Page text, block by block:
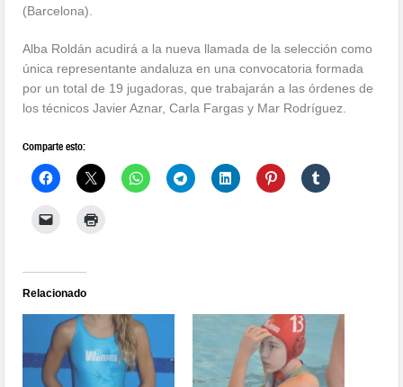
(Barcelona).
Alba Roldán acudirá a la nueva llamada de la selección como
única representante andaluza en una convocatoria formada
por un total de 19 jugadoras, que trabajarán a las órdenes de
los técnicos Javier Aznar, Carla Fargas y Mar Rodríguez.
Comparte esto:
Relacionado